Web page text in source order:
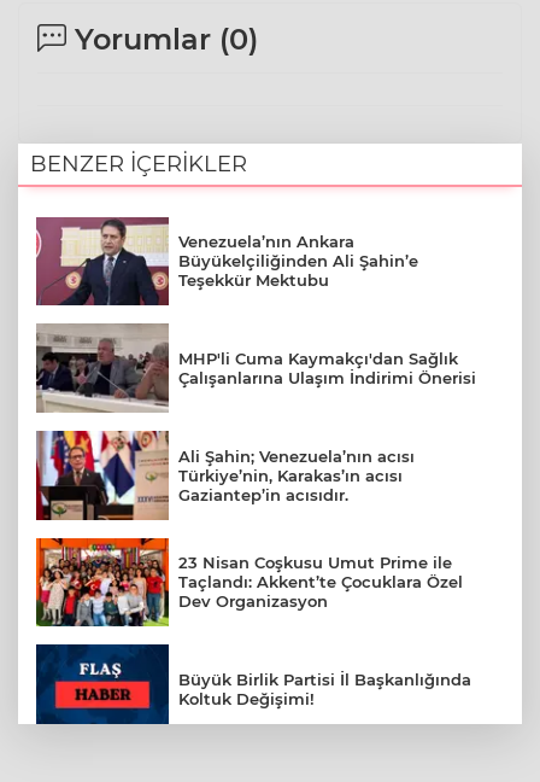
Yorumlar (0)
BENZER İÇERİKLER
Venezuela’nın Ankara
Büyükelçiliğinden Ali Şahin’e
Teşekkür Mektubu
MHP'li Cuma Kaymakçı'dan Sağlık
Çalışanlarına Ulaşım İndirimi Önerisi
Ali Şahin; Venezuela’nın acısı
Türkiye’nin, Karakas’ın acısı
Gaziantep’in acısıdır.
23 Nisan Coşkusu Umut Prime ile
Taçlandı: Akkent’te Çocuklara Özel
Dev Organizasyon
Büyük Birlik Partisi İl Başkanlığında
Koltuk Değişimi!